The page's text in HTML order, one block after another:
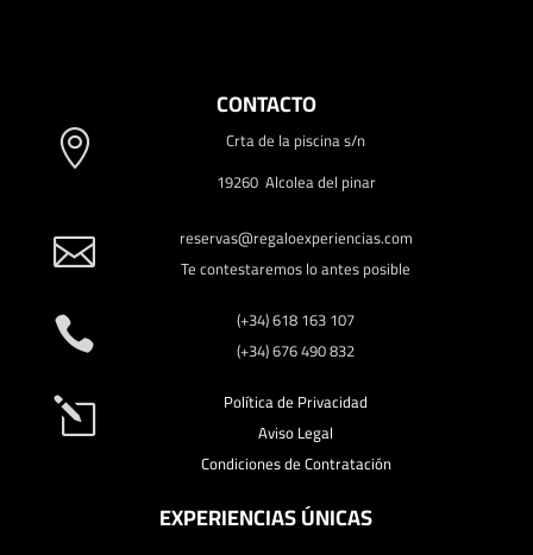
CONTACTO

Crta de la piscina s/n
19260 Alcolea del pinar

reservas@regaloexperiencias.com
Te contestaremos lo antes posible

(+34) 618 163 107
(+34) 676 490 832
l
Política de Privacidad
Aviso Legal
Condiciones de Contratación
EXPERIENCIAS ÚNICAS